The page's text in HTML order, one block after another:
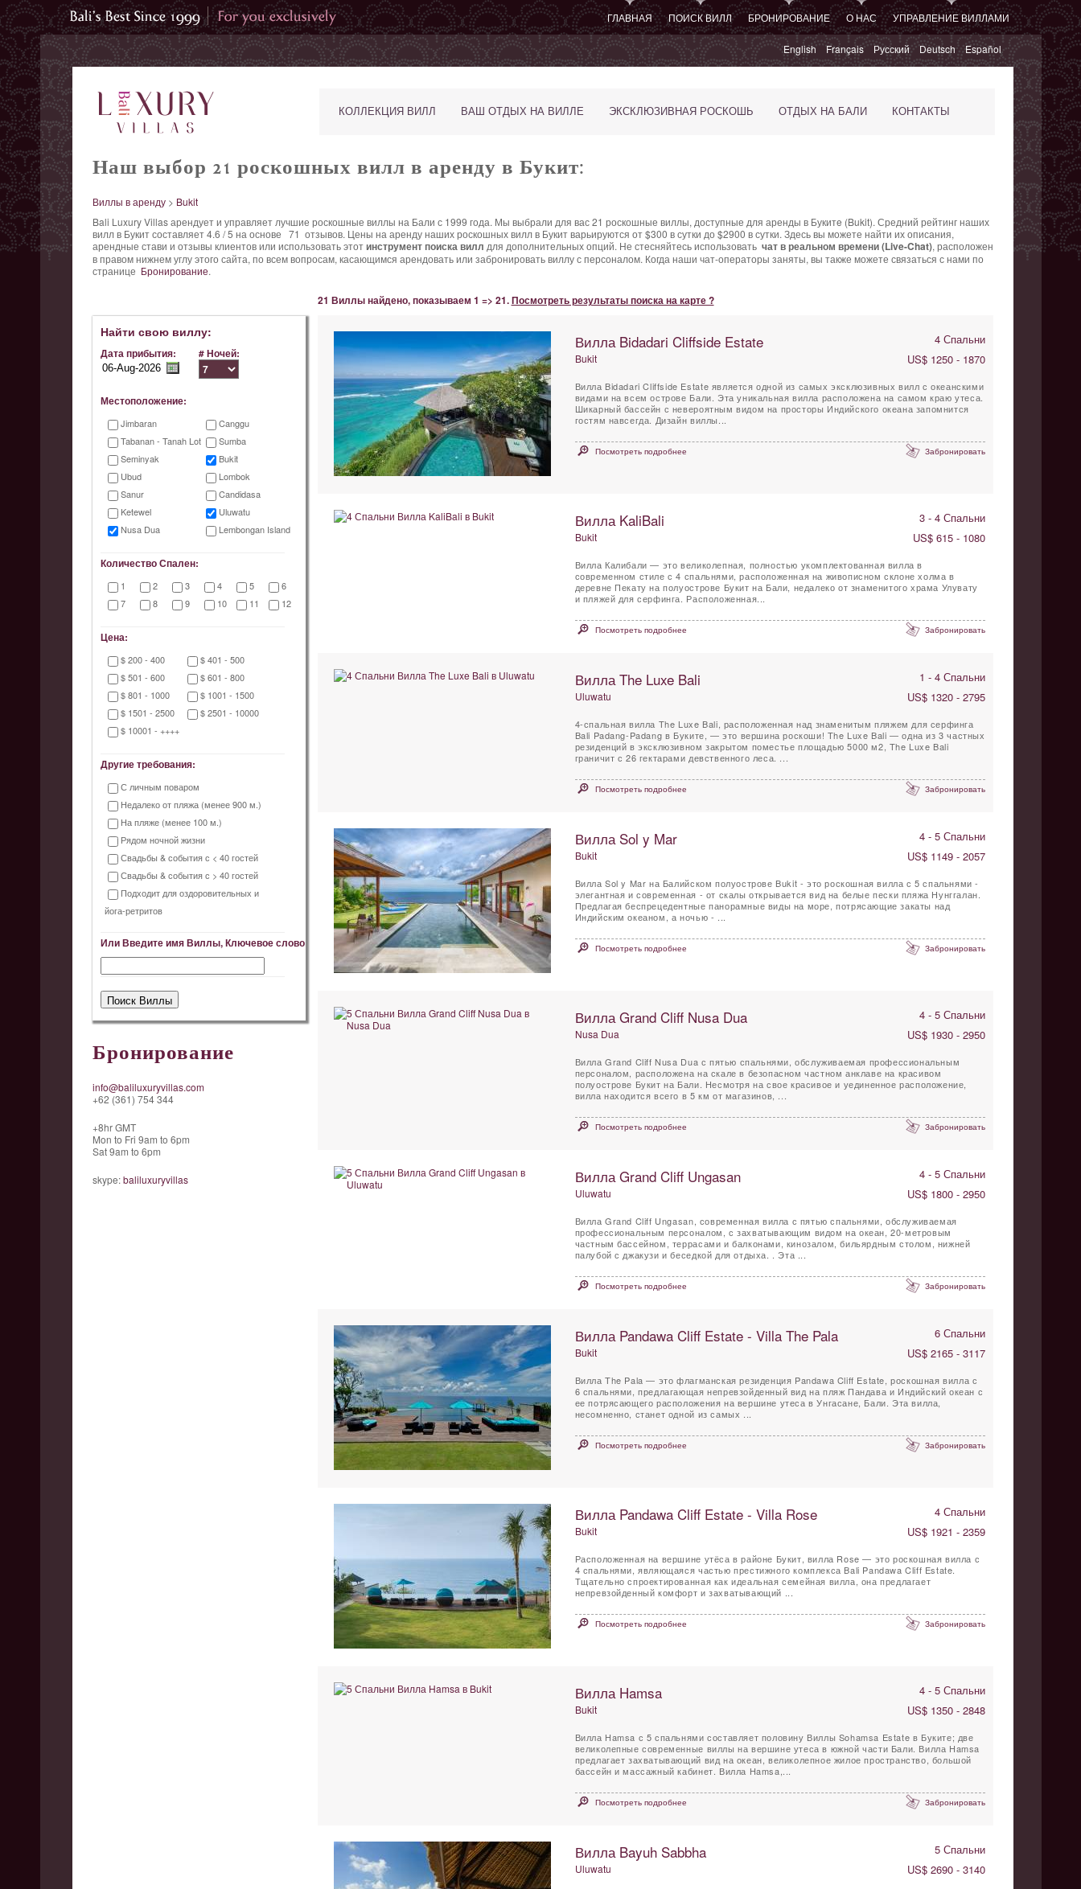
ГЛАВНАЯ ПОИСК ВИЛЛ БРОНИРОВАНИЕ О НАС УПРАВЛЕНИЕ ВИЛЛАМИ
English Français Русский Deutsch Español
КОЛЛЕКЦИЯ ВИЛЛ ВАШ ОТДЫХ НА ВИЛЛЕ ЭКСКЛЮЗИВНАЯ РОСКОШЬ ОТДЫХ НА БАЛИ КОНТАКТЫ
Наш выбор 21 роскошных вилл в аренду в Букит:
Виллы в аренду> Bukit
Bali Luxury Villas арендует и управляет лучшие роскошные виллы на Бали с 1999 года. Мы выбрали для вас 21 роскошные виллы, доступные для аренды в Букитe (Bukit). Средний рейтинг наших
вилл в Букит составляет4.6 /5 на основе 71 отзывов. Цены на аренду наших роскошных вилл в Букит варьируются от $300 в сутки до $2900 в сутки. Здесь вы можете найти их описания,
арендные стави и отзывы клиентов или использовать этотинструмент поиска вилл для дополнительных опций. Не стесняйтесь использовать чат в реальном времени (Live-Chat), расположен
в правом нижнем углу этого сайта, по всем вопросам, касающимся арендовать или забронировать виллу с персоналом. Когда наши чат-операторы заняты, вы также можете связаться с нами по
странице Бронирование.
Найти свою виллу:
Дата прибытия: # Ночей:
Местоположение:
Jimbaran
Canggu
Tabanan - Tanah Lot
Sumba
Seminyak
Bukit
Ubud
Lombok
Sanur
Candidasa
Ketewel
Uluwatu
Nusa Dua
Lembongan Island
Количество Спален:
1 2 3 4 5
6
7
8 9 10 11 12
Цена:
$ 200 - 400
$ 401 - 500
$ 501 - 600
$ 601 - 800
$ 801 - 1000
$ 1001 - 1500
$ 1501 - 2500
$ 2501 - 10000
$ 10001 - ++++
Другие требования:
С личным поваром
Недалеко от пляжа (менее 900 м.)
На пляже (менее 100 м.)
Рядом ночной жизни
Свадьбы & события с < 40 гостей
Свадьбы & события с > 40 гостей
Подходит для оздоровительных и
йога-ретритов
Или Введите имя Виллы, Ключевое слово
Бронирование
info@baliluxuryvillas.com
+62 (361) 754 344
+8hr GMT
Mon to Fri 9am to 6pm
Sat 9am to 6pm
skype: baliluxuryvillas
21 Виллы найдено, показываем 1 => 21.Посмотреть результаты поиска на карте ?
Вилла Bidadari Cliffside Estate 4 Спальни
Bukit US$ 1250 - 1870
Вилла Bidadari Cliffside Estate является одной из самых эксклюзивных вилл с океанскими
видами на всем острове Бали. Эта уникальная вилла расположена на самом краю утеса.
Шикарный бассейн с невероятным видом на просторы Индийского океана запомнится
гостям навсегда. Дизайн виллы...
Посмотреть подробнее Забронировать
Вилла KaliBali 3 - 4 Спальни
Bukit US$ 615 - 1080
Вилла Калибали — это великолепная, полностью укомплектованная вилла в
современном стиле с 4 спальнями, расположенная на живописном склоне холма в
деревне Пекату на полуострове Букит на Бали, недалеко от знаменитого храма Улувату
и пляжей для серфинга. Расположенная...
Посмотреть подробнее Забронировать
Вилла The Luxe Bali 1 - 4 Спальни
Uluwatu US$ 1320 - 2795
4-спальная вилла The Luxe Bali, расположенная над знаменитым пляжем для серфинга
Bali Padang-Padang в Буките, — это вершина роскоши! The Luxe Bali — одна из 3 частных
резиденций в эксклюзивном закрытом поместье площадью 5000 м2, The Luxe Bali
граничит с 26 гектарами девственного леса. ...
Посмотреть подробнее Забронировать
Вилла Sol y Mar 4 - 5 Спальни
Bukit US$ 1149 - 2057
Вилла Sol y Mar на Балийском полуострове Bukit - это роскошная вилла с 5 спальнями -
элегантная и современная - от скалы открывается вид на белые пески пляжа Нунггалан.
Предлагая беспрецедентные панорамные виды на море, потрясающие закаты над
Индийским океаном, а ночью - ...
Посмотреть подробнее Забронировать
Вилла Grand Cliff Nusa Dua 4 - 5 Спальни
Nusa Dua US$ 1930 - 2950
Вилла Grand Cliff Nusa Dua с пятью спальнями, обслуживаемая профессиональным
персоналом, расположена на скале в безопасном частном анклаве на красивом
полуострове Букит на Бали. Несмотря на свое красивое и уединенное расположение,
вилла находится всего в 5 км от магазинов, ...
Посмотреть подробнее Забронировать
Вилла Grand Cliff Ungasan 4 - 5 Спальни
Uluwatu US$ 1800 - 2950
Вилла Grand Cliff Ungasan, современная вилла с пятью спальнями, обслуживаемая
профессиональным персоналом, с захватывающим видом на океан, 20-метровым
частным бассейном, террасами и балконами, кинозалом, бильярдным столом, нижней
палубой с джакузи и беседкой для отдыха. . Эта ...
Посмотреть подробнее Забронировать
Вилла Pandawa Cliff Estate - Villa The Pala 6 Спальни
Bukit US$ 2165 - 3117
Вилла The Pala — это флагманская резиденция Pandawa Cliff Estate, роскошная вилла с
6 спальнями, предлагающая непревзойденный вид на пляж Пандава и Индийский океан с
ее потрясающего расположения на вершине утеса в Унгасане, Бали. Эта вилла,
несомненно, станет одной из самых ...
Посмотреть подробнее Забронировать
Вилла Pandawa Cliff Estate - Villa Rose 4 Спальни
Bukit US$ 1921 - 2359
Расположенная на вершине утёса в районе Букит, вилла Rose — это роскошная вилла с
4 спальнями, являющаяся частью престижного комплекса Bali Pandawa Cliff Estate.
Тщательно спроектированная как идеальная семейная вилла, она предлагает
непревзойденный комфорт и захватывающий ...
Посмотреть подробнее Забронировать
Вилла Hamsa 4 - 5 Спальни
Bukit US$ 1350 - 2848
Вилла Hamsa с 5 спальнями составляет половину Виллы Sohamsa Estate в Буките; две
великолепные современные виллы на вершине утеса в южной части Бали. Вилла Hamsa
предлагает захватывающий вид на океан, великолепное жилое пространство, большой
бассейн и массажный кабинет. Вилла Hamsa,...
Посмотреть подробнее Забронировать
Вилла Bayuh Sabbha 5 Спальни
Uluwatu US$ 2690 - 3140